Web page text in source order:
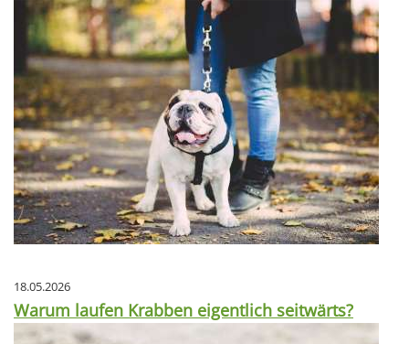
18.05.2026
Warum laufen Krabben eigentlich seitwärts?